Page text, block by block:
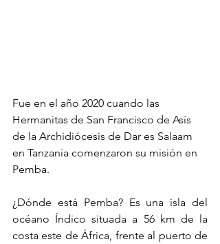
Fue en el año 2020 cuando las
Hermanitas de San Francisco de Asís
de la Archidiócesis de Dar es Salaam
en Tanzania comenzaron su misión en
Pemba.
¿Dónde está Pemba? Es una isla del
océano Índico situada a 56 km de la
costa este de África, frente al puerto de